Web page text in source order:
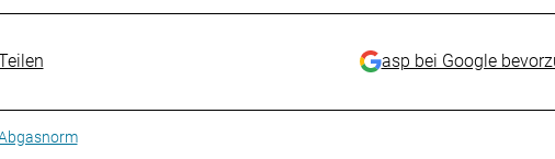
asp bei Google